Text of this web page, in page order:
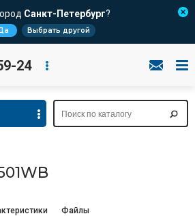
Санкт-Петербург?
Выбрать другой
24
Файлы